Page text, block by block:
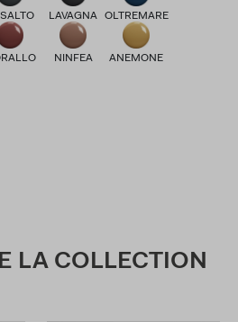
LAVAGNA OLTREMARE
NINFEA ANEMONE
LA COLLECTION